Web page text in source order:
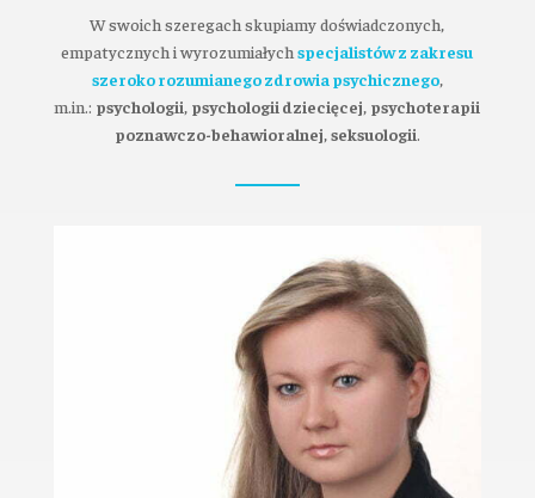
W swoich szeregach skupiamy doświadczonych,
empatycznych i wyrozumiałych specjalistów z zakresu
szeroko rozumianego zdrowia psychicznego,
m.in.: psychologii, psychologii dziecięcej, psychoterapii
poznawczo-behawioralnej,seksuologii.